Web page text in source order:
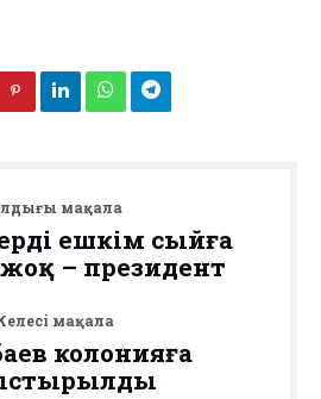
мақала
ешкім сыйға
– президент
мақала
колонияға